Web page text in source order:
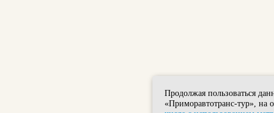
Продолжая пользоваться
«Приморавтотранс-тур», на